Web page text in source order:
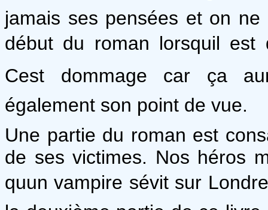
jamais ses pensées et on
début du roman lorsquil
Cest dommage car ça
également son point de vue.
Une partie du roman est
de ses victimes. Nos héros
quun vampire sévit sur